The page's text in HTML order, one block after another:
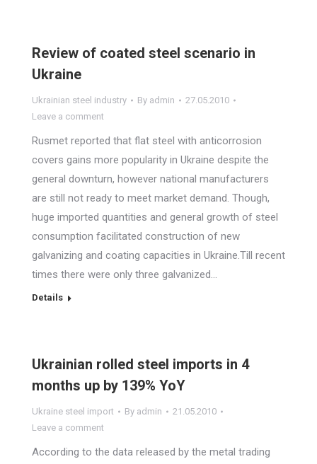
Review of coated steel scenario in
Ukraine
Ukrainian steel industry By admin
27.05.2010
Leave a comment
Rusmet reported that flat steel with anticorrosion
covers gains more popularity in Ukraine despite the
general downturn, however national manufacturers
are still not ready to meet market demand. Though,
huge imported quantities and general growth of steel
consumption facilitated construction of new
galvanizing and coating capacities in Ukraine.Till recent
times there were only three galvanized…
Details
Ukrainian rolled steel imports in 4
months up by 139% YoY
Ukraine steel import By admin
21.05.2010
Leave a comment
According to the data released by the metal trading